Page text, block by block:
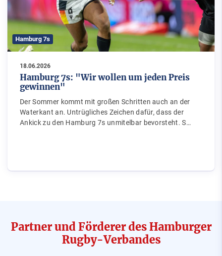
Hamburg 7s
18.06.2026
Hamburg 7s: "Wir wollen um jeden Preis
gewinnen"
Der Sommer kommt mit großen Schritten auch an der
Waterkant an. Untrügliches Zeichen dafür, dass der
Ankick zu den Hamburg 7s unmitelbar bevorsteht. S…
Partner und Förderer des Hamburger
Rugby-Verbandes